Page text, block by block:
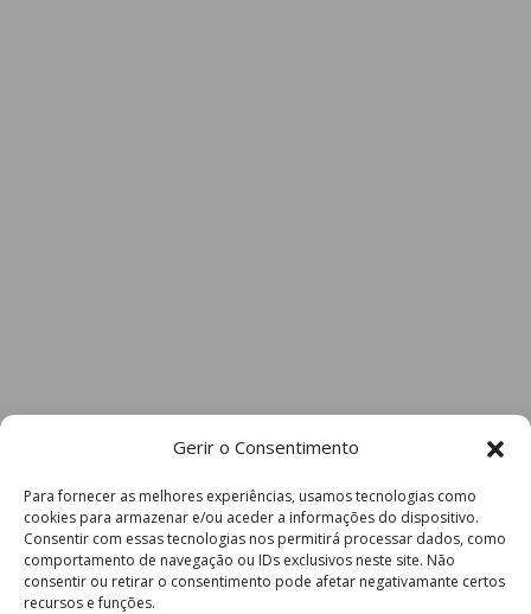
Gerir o Consentimento
Para fornecer as melhores experiências, usamos tecnologias como
cookies para armazenar e/ou aceder a informações do dispositivo.
Consentir com essas tecnologias nos permitirá processar dados, como
comportamento de navegação ou IDs exclusivos neste site. Não
consentir ou retirar o consentimento pode afetar negativamante certos
recursos e funções.